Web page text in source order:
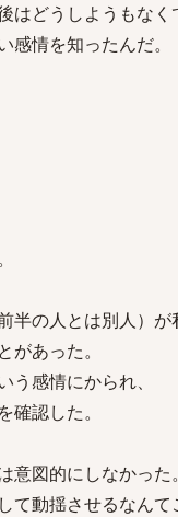
どうしようもなく
情を知ったんだ。
半の人とは別人）が
があった。
感情にかられ、
認した。
図的にしなかった。
て動揺させるなん